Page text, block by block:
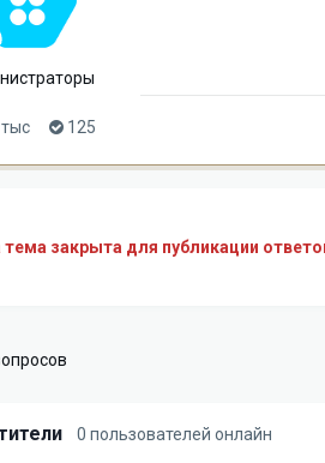
125
тема закрыта для публикации
0 пользователей онлайн